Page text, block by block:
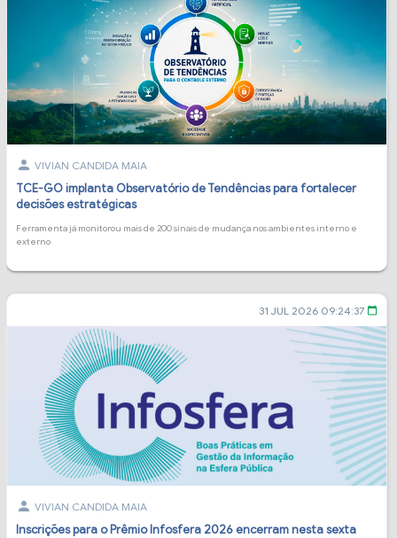
person VIVIAN CANDIDA MAIA
TCE-GO implanta Observatório de Tendências para fortalecer
decisões estratégicas
Ferramenta já monitorou mais de 200 sinais de mudança nos ambientes interno e
externo
31 JUL 2026 09:24:37 calendar_today
person VIVIAN CANDIDA MAIA
Inscrições para o Prêmio Infosfera 2026 encerram nesta sexta